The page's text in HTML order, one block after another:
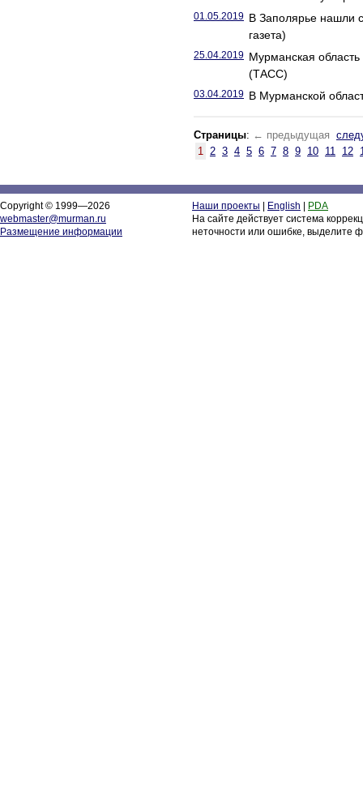
01.05.2019 В Заполярье нашли
газета)
25.04.2019 Мурманская
(ТАСС)
03.04.2019 В Мурманской
Страницы: ← предыдущая
1 2 3 4 5 6 7 8 9 10 11 12
Copyright © 1999—2026
webmaster@murman.ru
Размещение информации
Наши проекты English
PDA
На сайте действует система
неточности или ошибке, выделите